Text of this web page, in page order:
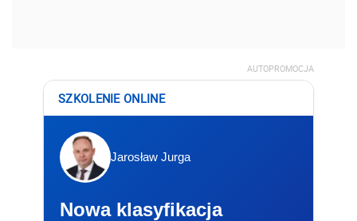
AUTOPROMOCJA
SZKOLENIE ONLINE
Jarosław Jurga
Nowa klasyfikacja